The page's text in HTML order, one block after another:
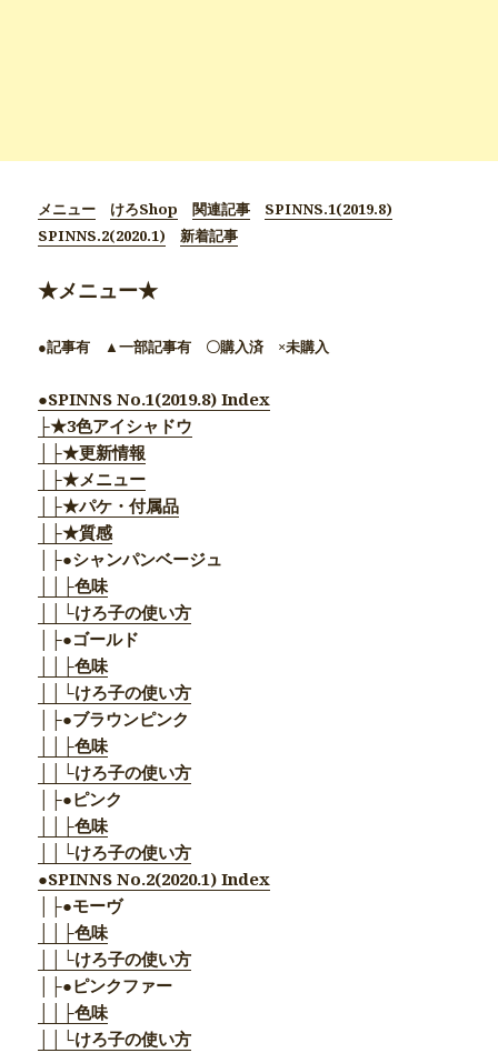
メニュー けろShop 関連記事
SPINNS.1(2019.8)
SPINNS.2(2020.1)
新着記事
★メニュー★
●記事有 ▲一部記事有 〇購入済 ×未購入
●SPINNS No.1(2019.8) Index
├★3色アイシャドウ
│├★更新情報
│├★メニュー
│├★パケ・付属品
│├★質感
│├●シャンパンベージュ
││├色味
││└けろ子の使い方
│├●ゴールド
││├色味
││└けろ子の使い方
│├●ブラウンピンク
││├色味
││└けろ子の使い方
│├●ピンク
││├色味
││└けろ子の使い方
●SPINNS No.2(2020.1) Index
│├●モーヴ
││├色味
││└けろ子の使い方
│├●ピンクファー
││├色味
││└けろ子の使い方